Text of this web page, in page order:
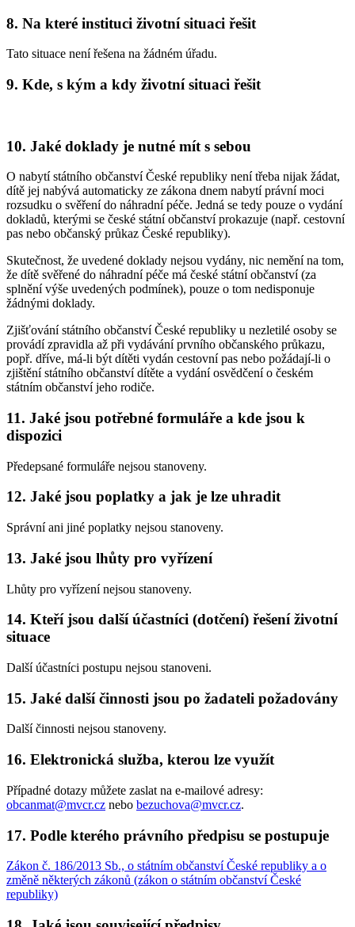
8. Na které instituci životní situaci řešit
Tato situace není řešena na žádném úřadu.
9. Kde, s kým a kdy životní situaci řešit
10. Jaké doklady je nutné mít s sebou
O nabytí státního občanství České republiky není třeba nijak žádat,
dítě jej nabývá automaticky ze zákona dnem nabytí právní moci
rozsudku o svěření do náhradní péče. Jedná se tedy pouze o vydání
dokladů, kterými se české státní občanství prokazuje (např. cestovní
pas nebo občanský průkaz České republiky).
Skutečnost, že uvedené doklady nejsou vydány, nic nemění na tom,
že dítě svěřené do náhradní péče má české státní občanství (za
splnění výše uvedených podmínek), pouze o tom nedisponuje
žádnými doklady.
Zjišťování státního občanství České republiky u nezletilé osoby se
provádí zpravidla až při vydávání prvního občanského průkazu,
popř. dříve, má-li být dítěti vydán cestovní pas nebo požádají-li o
zjištění státního občanství dítěte a vydání osvědčení o českém
státním občanství jeho rodiče.
11. Jaké jsou potřebné formuláře a kde jsou k
dispozici
Předepsané formuláře nejsou stanoveny.
12. Jaké jsou poplatky a jak je lze uhradit
Správní ani jiné poplatky nejsou stanoveny.
13. Jaké jsou lhůty pro vyřízení
Lhůty pro vyřízení nejsou stanoveny.
14. Kteří jsou další účastníci (dotčení) řešení životní
situace
Další účastníci postupu nejsou stanoveni.
15. Jaké další činnosti jsou po žadateli požadovány
Další činnosti nejsou stanoveny.
16. Elektronická služba, kterou lze využít
Případné dotazy můžete zaslat na e-mailové adresy:
obcanmat@mvcr.cz nebo bezuchova@mvcr.cz.
17. Podle kterého právního předpisu se postupuje
Zákon č. 186/2013 Sb., o státním občanství České republiky a o
změně některých zákonů (zákon o státním občanství České
republiky)